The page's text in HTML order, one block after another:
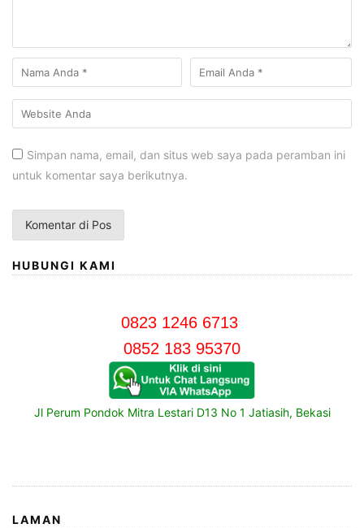
Simpan nama, email, dan situs web saya pada peramban ini
untuk komentar saya berikutnya.
HUBUNGI KAMI
0823 1246 6713
0852 183 95370
Jl Perum Pondok Mitra Lestari D13 No 1 Jatiasih, Bekasi
LAMAN